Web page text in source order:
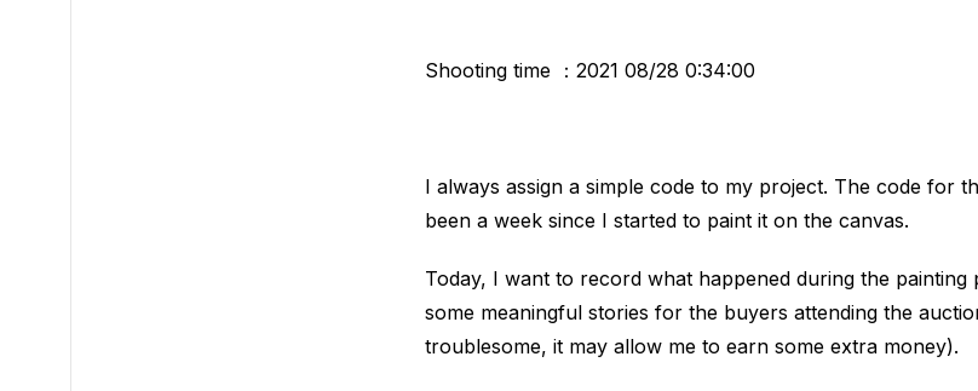
Shooting time ：2021 08/28 0:34:00
I always assign a simple code to my project. The code for
been a week since I started to paint it on the canvas.
Today, I want to record what happened during the
some meaningful stories for the buyers attending the
troublesome, it may allow me to earn some extra money).